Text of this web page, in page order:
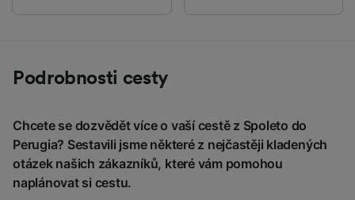
Podrobnosti cesty
Chcete se dozvědět více o vaší cestě z Spoleto do
Perugia? Sestavili jsme některé z nejčastěji kladených
otázek našich zákazníků, které vám pomohou
naplánovat si cestu.